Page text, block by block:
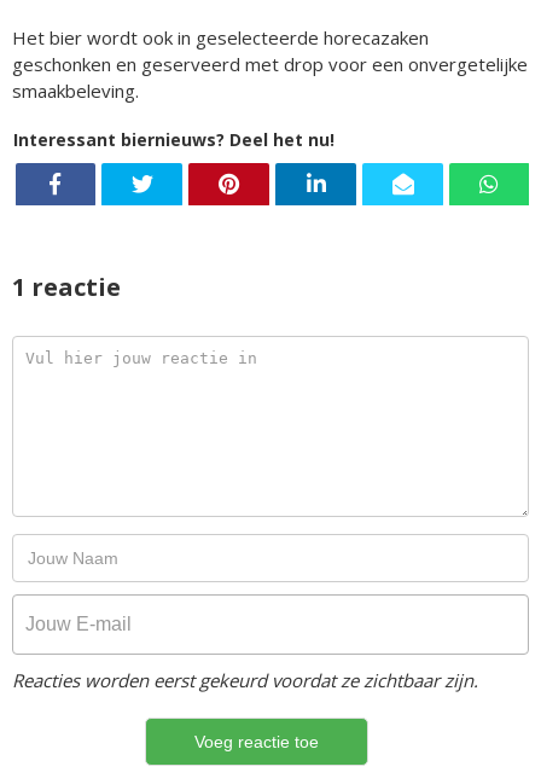
Het bier wordt ook in geselecteerde horecazaken
geschonken en geserveerd met drop voor een onvergetelijke
smaakbeleving.
Interessant biernieuws? Deel het nu!
1 reactie
Reacties worden eerst gekeurd voordat ze zichtbaar zijn.